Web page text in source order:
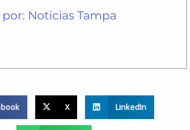
Noticias Tampa
X LinkedIn